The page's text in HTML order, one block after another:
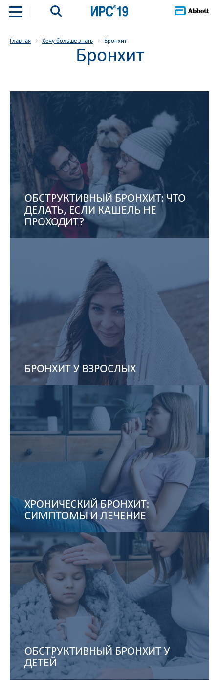
Главная Хочу больше знать Бронхит
Бронхит
ОБСТРУКТИВНЫЙ БРОНХИТ: ЧТО
ДЕЛАТЬ, ЕСЛИ КАШЕЛЬ НЕ
ПРОХОДИТ?
БРОНХИТ У ВЗРОСЛЫХ
ХРОНИЧЕСКИЙ БРОНХИТ:
СИМПТОМЫ И ЛЕЧЕНИЕ
ОБСТРУКТИВНЫЙ БРОНХИТ У
ДЕТЕЙ